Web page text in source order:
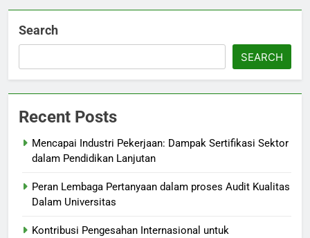
Search
SEARCH
Recent Posts
Mencapai Industri Pekerjaan: Dampak Sertifikasi Sektor
dalam Pendidikan Lanjutan
Peran Lembaga Pertanyaan dalam proses Audit Kualitas
Dalam Universitas
Kontribusi Pengesahan Internasional untuk